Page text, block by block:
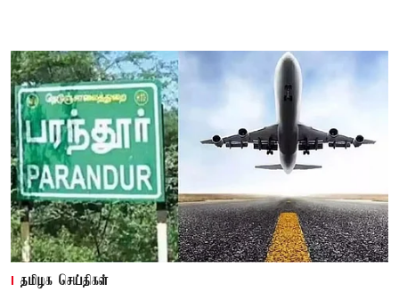
தமிழக செய்திகள்